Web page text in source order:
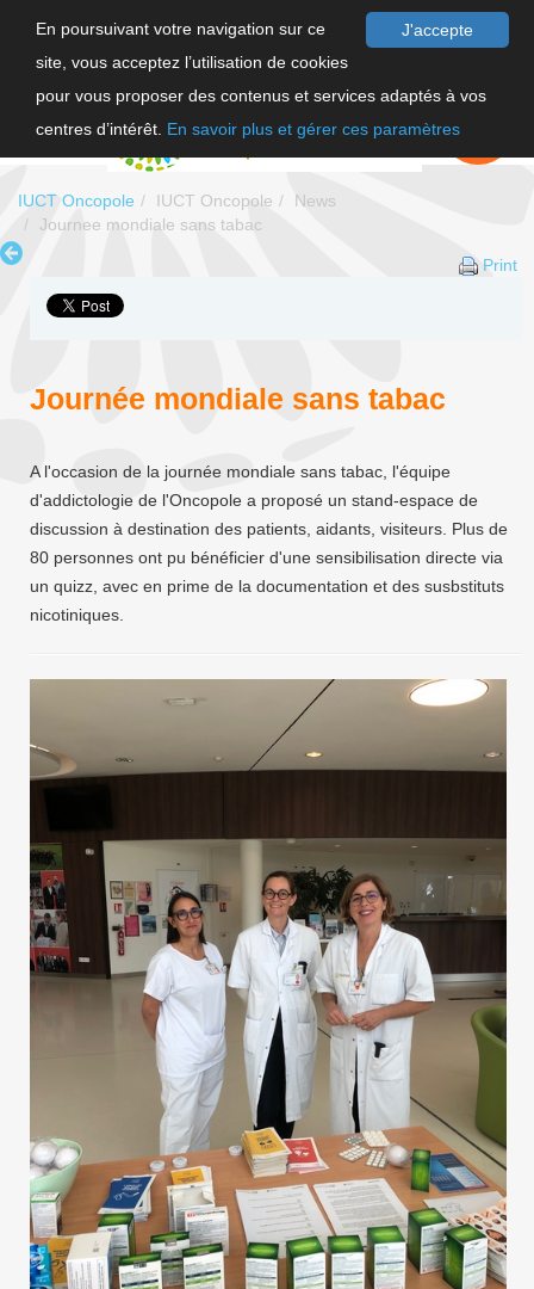
J'accepte
En poursuivant votre navigation sur ce
site, vous acceptez l’utilisation de cookies
pour vous proposer des contenus et services adaptés à vos
centres d’intérêt. En savoir plus et gérer ces paramètres
FAIRE UN
DON
IUCT Oncopole IUCT Oncopole
News
Journee mondiale sans tabac
Print
Journée mondiale sans tabac
A l'occasion de la journée mondiale sans tabac, l'équipe
d'addictologie de l'Oncopole a proposé un stand-espace de
discussion à destination des patients, aidants, visiteurs. Plus de
80 personnes ont pu bénéficier d'une sensibilisation directe via
un quizz, avec en prime de la documentation et des susbstituts
nicotiniques.